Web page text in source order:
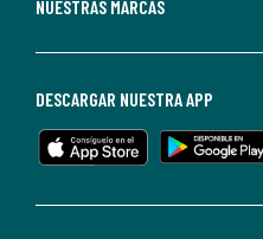
NUESTRAS MARCAS
DESCARGAR NUESTRA APP